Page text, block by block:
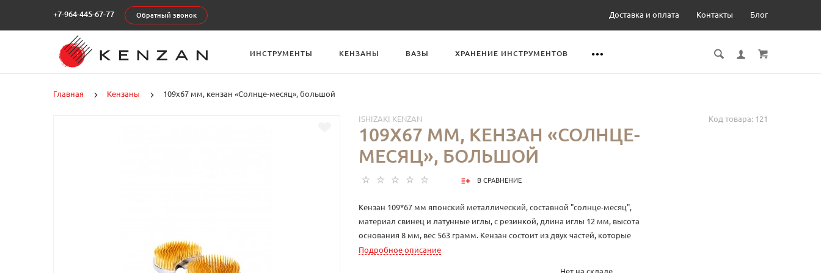
+7-964-445-67-77 Обратный звонок Доставка и оплата Контакты Блог
ИНСТРУМЕНТЫ КЕНЗАНЫ ВАЗЫ ХРАНЕНИЕ ИНСТРУМЕНТОВ
Главная Кензаны 109x67 мм, кензан «Солнце-месяц», большой
Код товара: 121
ISHIZAKI KENZAN
109X67 ММ, КЕНЗАН «СОЛНЦЕ-
МЕСЯЦ», БОЛЬШОЙ
В СРАВНЕНИЕ
Кензан 109*67 мм японский металлический, составной "солнце-месяц",
материал свинец и латунные иглы, с резинкой, длина иглы 12 мм, высота
основания 8 мм, вес 563 грамм. Кензан состоит из двух частей, которые
скрепляются между собой, могут использоваться как отдельные
Подробное описание
Нет на складе